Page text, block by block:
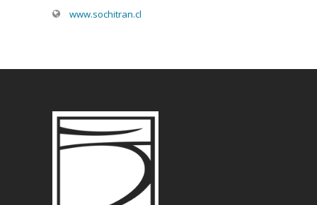
www.sochitran.cl